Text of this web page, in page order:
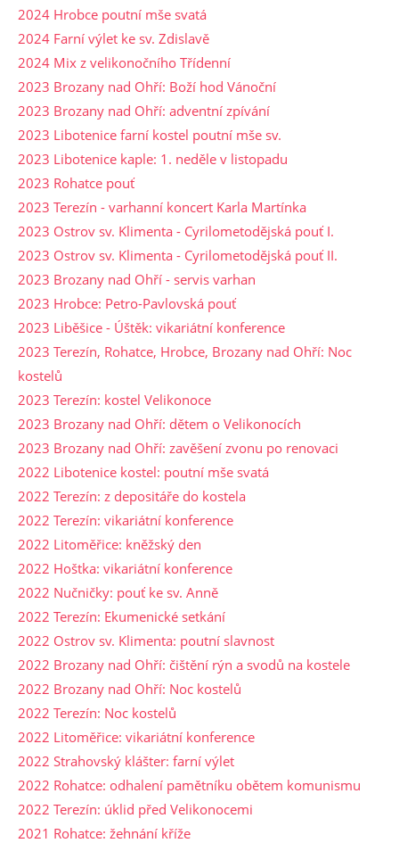
2024 Hrobce poutní mše svatá
2024 Farní výlet ke sv. Zdislavě
2024 Mix z velikonočního Třídenní
2023 Brozany nad Ohří: Boží hod Vánoční
2023 Brozany nad Ohří: adventní zpívání
2023 Libotenice farní kostel poutní mše sv.
2023 Libotenice kaple: 1. neděle v listopadu
2023 Rohatce pouť
2023 Terezín - varhanní koncert Karla Martínka
2023 Ostrov sv. Klimenta - Cyrilometodějská pouť I.
2023 Ostrov sv. Klimenta - Cyrilometodějská pouť II.
2023 Brozany nad Ohří - servis varhan
2023 Hrobce: Petro-Pavlovská pouť
2023 Liběšice - Úštěk: vikariátní konference
2023 Terezín, Rohatce, Hrobce, Brozany nad Ohří: Noc
kostelů
2023 Terezín: kostel Velikonoce
2023 Brozany nad Ohří: dětem o Velikonocích
2023 Brozany nad Ohří: zavěšení zvonu po renovaci
2022 Libotenice kostel: poutní mše svatá
2022 Terezín: z depositáře do kostela
2022 Terezín: vikariátní konference
2022 Litoměřice: kněžský den
2022 Hoštka: vikariátní konference
2022 Nučničky: pouť ke sv. Anně
2022 Terezín: Ekumenické setkání
2022 Ostrov sv. Klimenta: poutní slavnost
2022 Brozany nad Ohří: čištění rýn a svodů na kostele
2022 Brozany nad Ohří: Noc kostelů
2022 Terezín: Noc kostelů
2022 Litoměřice: vikariátní konference
2022 Strahovský klášter: farní výlet
2022 Rohatce: odhalení pamětníku obětem komunismu
2022 Terezín: úklid před Velikonocemi
2021 Rohatce: žehnání kříže